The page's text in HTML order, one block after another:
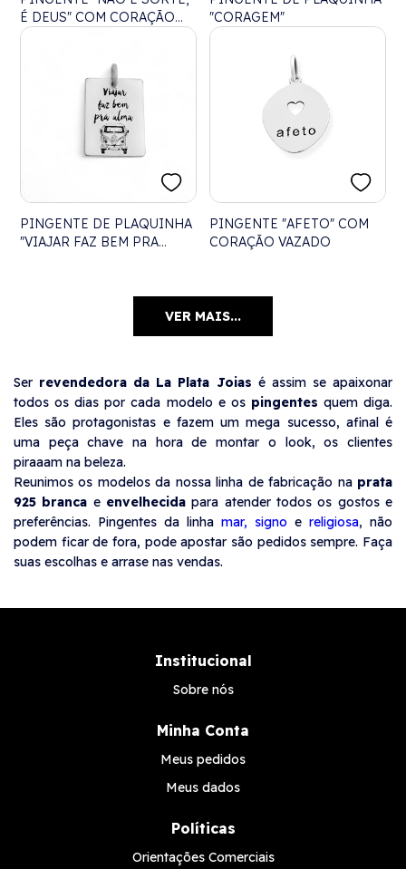
É DEUS" COM CORAÇÃO
VAZADO
"CORAGEM"
PINGENTE DE PLAQUINHA
"VIAJAR FAZ BEM PRA
PINGENTE "AFETO" COM
CORAÇÃO VAZADO
VER MAIS...
Ser revendedora da La Plata Joias é assim se apaixonar
todos os dias por cada modelo e os pingentes quem diga.
Eles são protagonistas e fazem um mega sucesso, afinal é
uma peça chave na hora de montar o look, os clientes
piraaam na beleza.
Reunimos os modelos da nossa linha de fabricação na prata
925 branca e envelhecida para atender todos os gostos e
preferências. Pingentes da linha mar, signo e religiosa, não
podem ficar de fora, pode apostar são pedidos sempre. Faça
suas escolhas e arrase nas vendas.
Institucional
Sobre nós
Minha Conta
Meus pedidos
Meus dados
Políticas
Orientações Comerciais